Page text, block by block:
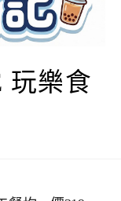
玩樂食